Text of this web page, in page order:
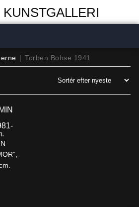
KUNSTGALLERI
| Torben Bohse 1941